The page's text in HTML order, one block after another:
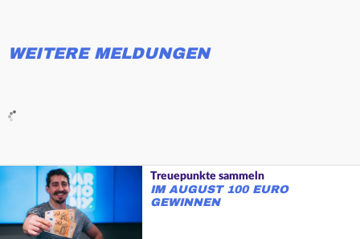
WEITERE MELDUNGEN
Treuepunkte sammeln
IM AUGUST 100 EURO
GEWINNEN